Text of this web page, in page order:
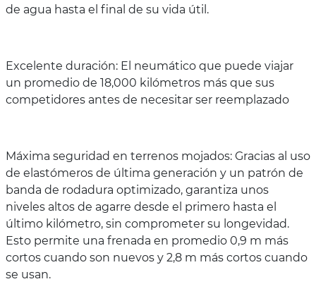
de agua hasta el final de su vida útil.
Excelente duración: El neumático que puede viajar
un promedio de 18,000 kilómetros más que sus
competidores antes de necesitar ser reemplazado
Máxima seguridad en terrenos mojados: Gracias al uso
de elastómeros de última generación y un patrón de
banda de rodadura optimizado, garantiza unos
niveles altos de agarre desde el primero hasta el
último kilómetro, sin comprometer su longevidad.
Esto permite una frenada en promedio 0,9 m más
cortos cuando son nuevos y 2,8 m más cortos cuando
se usan.